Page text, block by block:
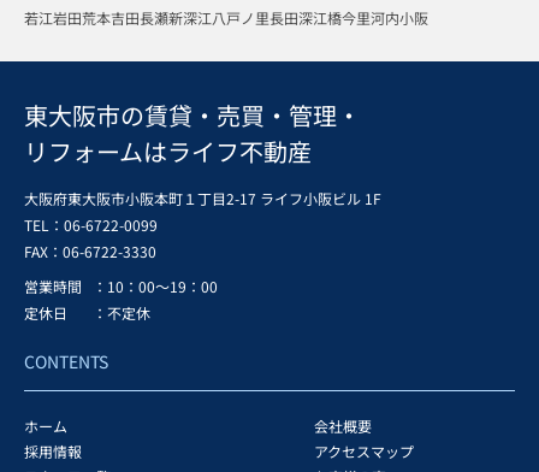
若江岩田荒本吉田長瀬新深江八戸ノ里長田深江橋今里河内小阪
東大阪市の賃貸・売買・管理・
リフォームはライフ不動産
大阪府東大阪市小阪本町１丁目2-17 ライフ小阪ビル 1F
TEL：06-6722-0099
FAX： 06-6722-3330
営業時間
：10：00～19：00
定休日
：不定休
CONTENTS
ホーム
会社概要
採用情報
アクセスマップ